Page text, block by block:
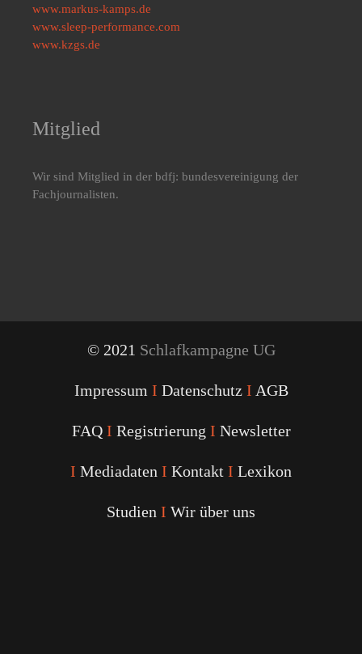
www.markus-kamps.de
www.sleep-performance.com
www.kzgs.de
Mitglied
Wir sind Mitglied in der bdfj: bundesvereinigung der
Fachjournalisten.
© 2021 Schlafkampagne UG
Impressum I Datenschutz I AGB
FAQ I Registrierung I Newsletter
I Mediadaten I Kontakt I Lexikon
Studien I Wir über uns